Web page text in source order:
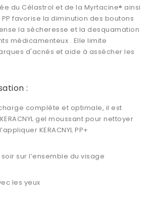
du Célastrol et de la Myrtacine® ainsi
favorise la diminution des boutons
la sècheresse et la desquamation
médicamenteux . Elle limite
d'acnés et aide à assécher les
:
complète et optimale, il est
gel moussant pour nettoyer
KERACNYL PP+
sur l’ensemble du visage
les yeux